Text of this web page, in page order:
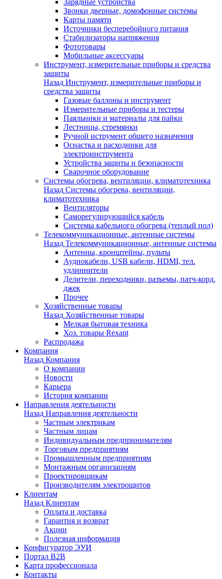
Зарядные устройства
Звонки дверные, домофонные системы
Карты памяти
Источники бесперебойного питания
Стабилизаторы напряжения
Фототовары
Мобильные аксессуары
Инструмент, измерительные приборы и средства
защиты
Назад Инструмент, измерительные приборы и
средства защиты
Газовые баллоны и инструмент
Измерительные приборы и тестеры
Паяльники и материалы для пайки
Лестницы, стремянки
Ручной иструмент общего назначения
Оснастка и расходники для
электроинструмента
Устройства защиты и безопасности
Сварочное оборудование
Системы обогрева, вентиляции, климатотехника
Назад Системы обогрева, вентиляции,
климатотехника
Вентиляторы
Саморегулирующийся кабель
Системы кабельного обогрева (теплый пол)
Телекоммуникационные, антенные системы
Назад Телекоммуникационные, антенные системы
Антенны, кронштейны, пульты
Аудиокабели, USB кабели, HDMI, тел.
удлиннители
Делители, переходники, разъемы, патч-корд,
джек
Прочее
Хозяйственные товары
Назад Хозяйственные товары
Мелкая бытовая техника
Хоз. товары Rexant
Распродажа
Компания
Назад Компания
О компании
Новости
Карьера
История компании
Направления деятельности
Назад Направления деятельности
Частным электрикам
Частным лицам
Индивидуальным предпринимателям
Торговым предприятиям
Промышленным предприятиям
Монтажным организациям
Проектировщикам
Производителям электрощитов
Клиентам
Назад Клиентам
Оплата и доставка
Гарантия и возврат
Акции
Полезная информация
Конфигуратор ЭУИ
Портал B2B
Карта профессионала
Контакты